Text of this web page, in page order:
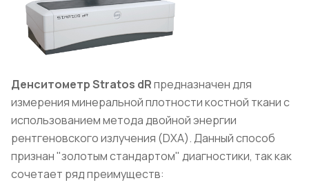
Денситометр Stratos dRпредназначен для
измерения минеральной плотности костной ткани с
использованием метода двойной энергии
рентгеновского излучения (DXA). Данный способ
признан "золотым стандартом" диагностики, так как
сочетает ряд преимуществ: